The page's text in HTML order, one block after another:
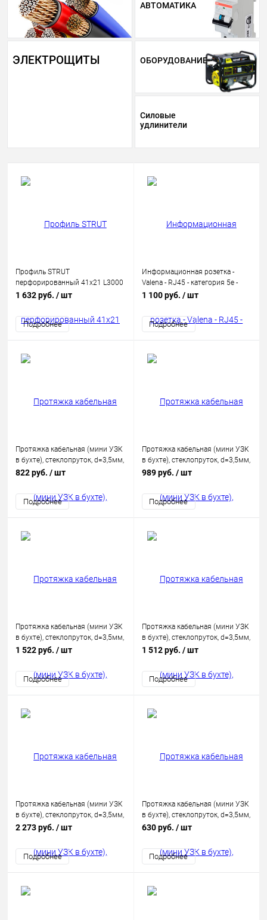
АВТОМАТИКА
ЭЛЕКТРОЩИТЫ ОБОРУДОВАНИЕ
Силовые
удлинители
Профиль STRUT
перфорированный 41х21 L3000
1.5мм IEK CLP1S-41-21-30-15
1 632 руб. / шт
Подробнее
Информационная розетка -
Valena - RJ45 - категория 5e -
UTP - 1 выход - с захватами -
1 100 руб. / шт
Подробнее
Протяжка кабельная (мини УЗК
в бухте), стеклопруток, d=3,5мм,
10м КРАСНАЯ
822 руб. / шт
Подробнее
Протяжка кабельная (мини УЗК
в бухте), стеклопруток, d=3,5мм,
15 м, красная REXANT
989 руб. / шт
Подробнее
Протяжка кабельная (мини УЗК
в бухте), стеклопруток, d=3,5мм,
20м КРАСНАЯ
1 522 руб. / шт
Подробнее
Протяжка кабельная (мини УЗК
в бухте), стеклопруток, d=3,5мм,
30м КРАСНАЯ
1 512 руб. / шт
Подробнее
Протяжка кабельная (мини УЗК
в бухте), стеклопруток, d=3,5мм,
50м КРАСНАЯ
2 273 руб. / шт
Подробнее
Протяжка кабельная (мини УЗК
в бухте), стеклопруток, d=3,5мм,
5м КРАСНАЯ
630 руб. / шт
Подробнее